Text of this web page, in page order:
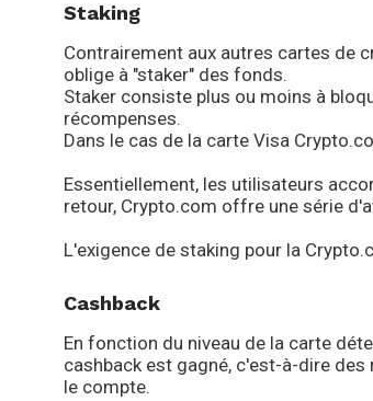
Staking
Contrairement aux autres cartes de
oblige à "staker" des fonds.
Staker consiste plus ou moins à
récompenses.
Dans le cas de la carte Visa
Essentiellement, les utilisateurs
retour, Crypto.com offre une série
L'exigence de staking pour la
Cashback
En fonction du niveau de la carte
cashback est gagné, c'est-à-dire
le compte.